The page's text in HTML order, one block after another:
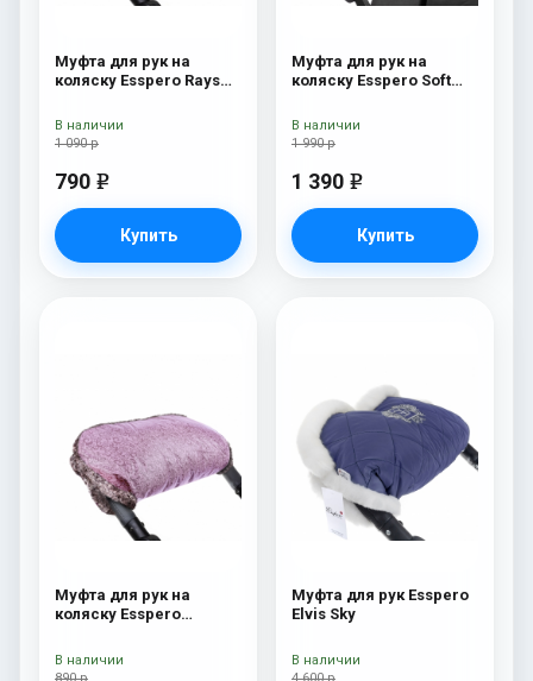
Муфта для рук на
коляску Esspero Rays
1 090 р
790 e
Купить
В наличии
Муфта для рук на
коляску Esspero Soft
1 990 р
1 390 e
Купить
В наличии
Муфта для рук на
коляску Esspero
890 р
В наличии
Муфта для рук Esspero
Elvis Sky
4 600 р
В наличии